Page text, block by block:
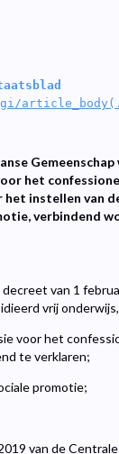
het
instellen van
verbindend
van 1
vrij
voor het
te verklaren;
promotie;
van de